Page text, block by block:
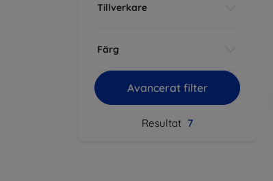
Tillverkare
Färg
Avancerat filter
Resultat 7